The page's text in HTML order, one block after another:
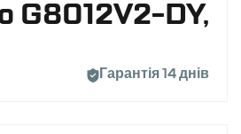
G8012V2-DY,
Гарантія 14 днів